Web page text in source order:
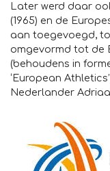
Later werd daar
(1965) en de
aan toegevoegd,
omgevormd tot de
(behoudens in
‘European
Nederlander